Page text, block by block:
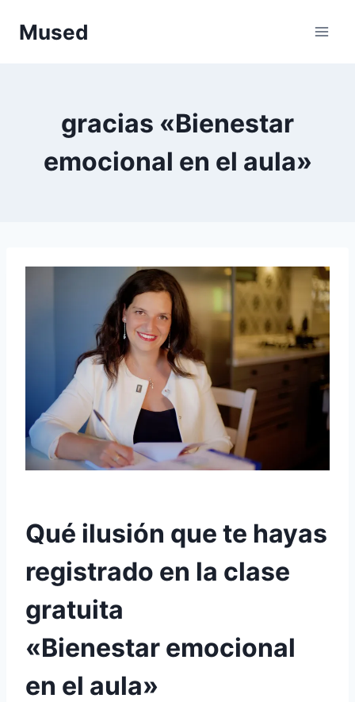
Mused
gracias «Bienestar
emocional en el aula»
Qué ilusión que te hayas
registrado en la clase
gratuita
«Bienestar emocional
en el aula»